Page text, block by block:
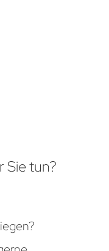
Sie tun?